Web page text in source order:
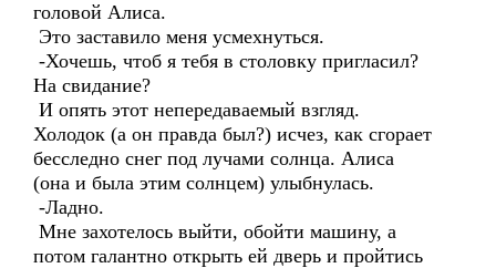
головой Алиса.
Это заставило меня усмехнуться.
-Хочешь, чтоб я тебя в столовку пригласил?
На свидание?
И опять этот непередаваемый взгляд.
Холодок (а он правда был?) исчез, как сгорает
бесследно снег под лучами солнца. Алиса
(она и была этим солнцем) улыбнулась.
-Ладно.
Мне захотелось выйти, обойти машину, а
потом галантно открыть ей дверь и пройтись